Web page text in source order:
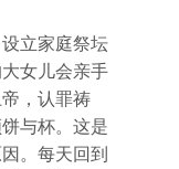
立家庭祭坛
女儿会亲手
，认罪祷
与杯。这是
。每天回到